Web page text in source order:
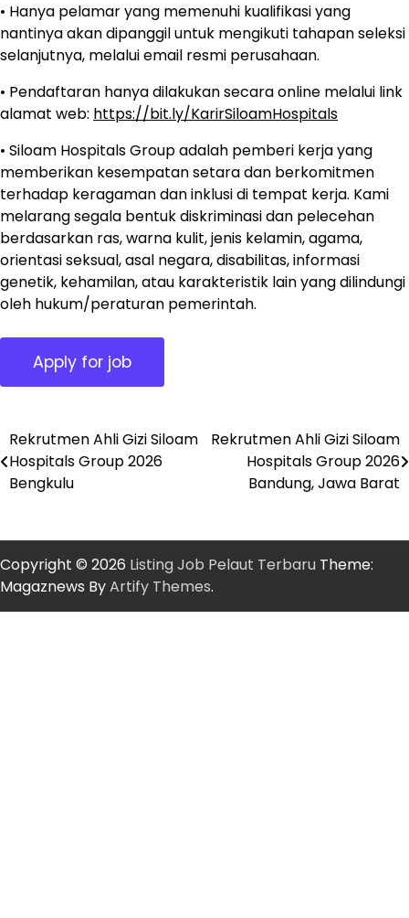
• Hanya pelamar yang memenuhi kualifikasi yang
nantinya akan dipanggil untuk mengikuti tahapan seleksi
selanjutnya, melalui email resmi perusahaan.
• Pendaftaran hanya dilakukan secara online melalui link
alamat web: https://bit.ly/KarirSiloamHospitals
• Siloam Hospitals Group adalah pemberi kerja yang
memberikan kesempatan setara dan berkomitmen
terhadap keragaman dan inklusi di tempat kerja. Kami
melarang segala bentuk diskriminasi dan pelecehan
berdasarkan ras, warna kulit, jenis kelamin, agama,
orientasi seksual, asal negara, disabilitas, informasi
genetik, kehamilan, atau karakteristik lain yang dilindungi
oleh hukum/peraturan pemerintah.
Post
navigation
Rekrutmen Ahli Gizi Siloam
Hospitals Group 2026
Bengkulu
Rekrutmen Ahli Gizi Siloam
Hospitals Group 2026
Bandung, Jawa Barat
Copyright © 2026 Listing Job Pelaut Terbaru Theme:
Magaznews ByArtify Themes.